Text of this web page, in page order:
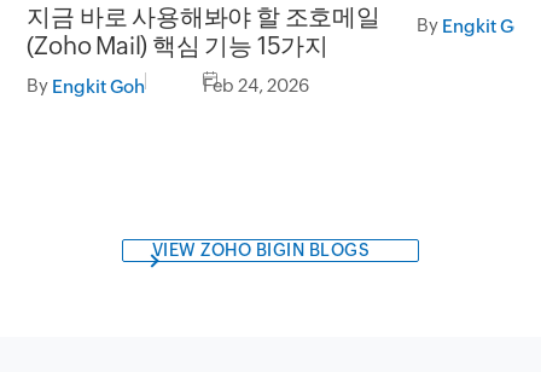
지금 바로 사용해봐야 할 조호메일
(Zoho Mail) 핵심 기능 15가지
By Engkit Goh Feb 24, 2026
By Engkit Goh
VIEW ZOHO BIGIN BLOGS